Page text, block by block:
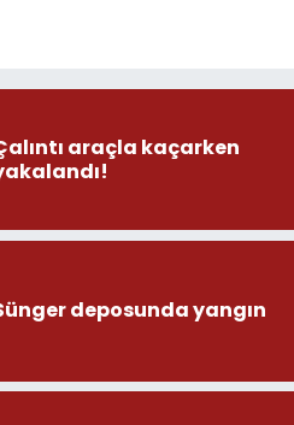
araçla kaçarken
deposunda yangın